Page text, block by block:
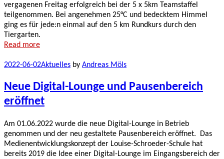
vergagenen Freitag erfolgreich bei der 5 x 5km Teamstaffel
teilgenommen. Bei angenehmen 25°C und bedecktem Himmel
ging es für jede:n einmal auf den 5 km Rundkurs durch den
Tiergarten.
Read more
2022-06-02Aktuelles by Andreas Möls
Neue Digital-Lounge und Pausenbereich
eröffnet
Am 01.06.2022 wurde die neue Digital-Lounge in Betrieb
genommen und der neu gestaltete Pausenbereich eröffnet. Das
Medienentwicklungskonzept der Louise-Schroeder-Schule hat
bereits 2019 die Idee einer Digital-Lounge im Eingangsbereich der